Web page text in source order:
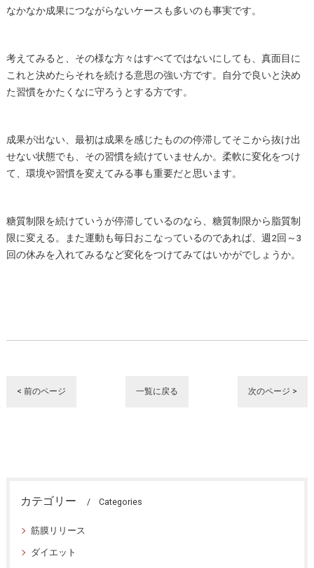
なかなか成果につながらないケースも多いのも事実です。
考えてみると、その様な方々はすべてではないにしても、真面目に
これと決めたらそれを続ける意思の強い方です。自分で良いと決め
た習慣をかたくなに守ろうとする方です。
成果が出ない、最初は成果を感じたものの停滞してそこから抜け出
せない状態でも、その習慣を続けていませんか。柔軟に変化をつけ
て、環境や習慣を変えてみる事も重要だと思います。
糖質制限を続けていうが停滞しているのなら、糖質制限から脂質制
限に変える。また運動も毎日おこなっているのであれば、週2回～3
回の休みを入れてみるなど変化をつけてみてはいかがでしょうか。
< 前のページ 一覧に戻る 次のページ >
カテゴリー Categories
筋膜リリース
ダイエット